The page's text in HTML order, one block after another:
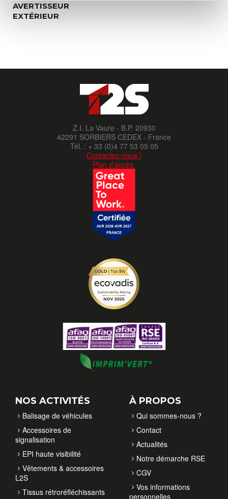
AVERTISSEUR
EXTÉRIEUR
Z.I. La Vaure - B.P. 20930
42291 SORBIERS CEDEX - France
Tél. : + 33 (0)4 77 53 05 05
Contactez-nous !
Plan d'accès
NOS ACTIVITÉS
Balisage de véhicules
Accessoires de
signalisation
EPI haute visibilité
Vêtements & accessoires
L2S
Tissus rétroréfléchissants
À PROPOS
Qui sommes-nous ?
Contact
Actualités
Notre démarche RSE
CGV
Vos informations
personnelles